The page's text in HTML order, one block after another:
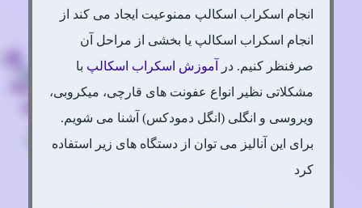
انجام اسکراب اسکالپ ممنوعیت ایجاد می کند از
انجام اسکراب اسکالپ یا بخشی از مراحل آن
صرفنظر کنیم. در
آموزش اسکراب اسکالپ با
مشکلاتی نظیر انواع عفونت های قارچی، میکروبی،
ویروسی و انگلی (انگل دمودکس) آشنا می شویم.
برای این آنالیز می توان از دستگاه های زیر استفاده
کرد